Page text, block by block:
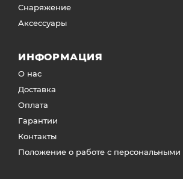
Снаряжение
Аксессуары
ИНФОРМАЦИЯ
О нас
Доставка
Оплата
Гарантии
Контакты
Положение о работе с